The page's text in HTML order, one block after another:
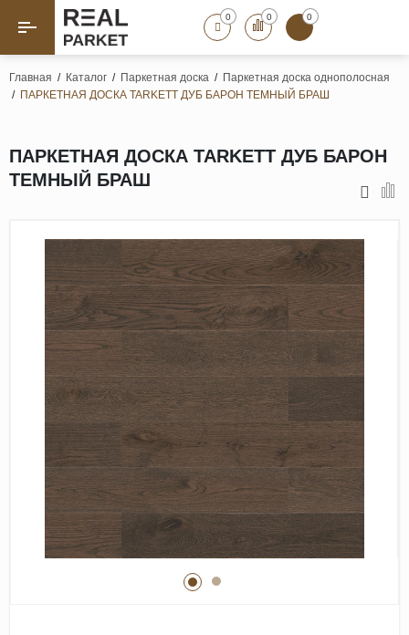
Назад Назад
Штучный паркет
Паркетная доска
Полы для ванных комнат
Террасная доска
Пробковые покрытия
Ламинат
Виниловые покрытия
Стеновые панели
Лепнина
Клеевая продукция
Паркетные лаки и масла
Плинтус
0 0 0
Главная / Каталог / Паркетная доска / Паркетная доска однополосная
/ ПАРКЕТНАЯ ДОСКА TARKETT ДУБ БАРОН ТЕМНЫЙ БРАШ
ПАРКЕТНАЯ ДОСКА TARKETT ДУБ БАРОН
ТЕМНЫЙ БРАШ